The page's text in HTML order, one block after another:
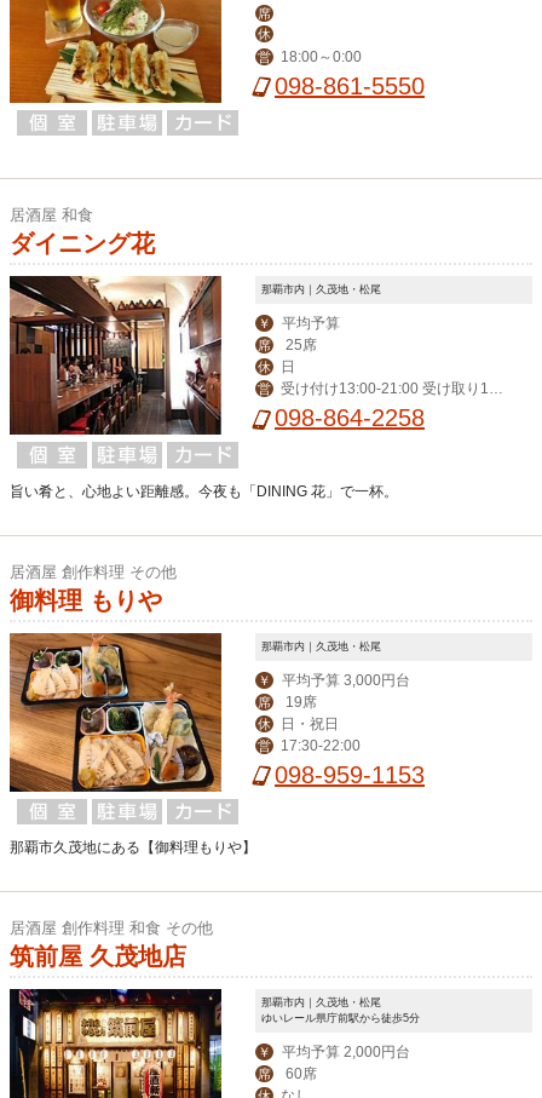
席
休
営
18:00～0:00
098-861-5550
居酒屋 和食
ダイニング花
那覇市内｜久茂地・松尾
￥ 平均予算
席 25席
休 日
営
受け付け13:00-21:00 受け取り18:
00-22:00
098-864-2258
旨い肴と、心地よい距離感。今夜も「DINING 花」で一杯。
居酒屋 創作料理 その他
御料理 もりや
那覇市内｜久茂地・松尾
￥ 平均予算 3,000円台
席 19席
休 日・祝日
営 17:30-22:00
098-959-1153
那覇市久茂地にある【御料理もりや】
居酒屋 創作料理 和食 その他
筑前屋 久茂地店
那覇市内｜久茂地・松尾
ゆいレール県庁前駅から徒歩5分
￥ 平均予算 2,000円台
席 60席